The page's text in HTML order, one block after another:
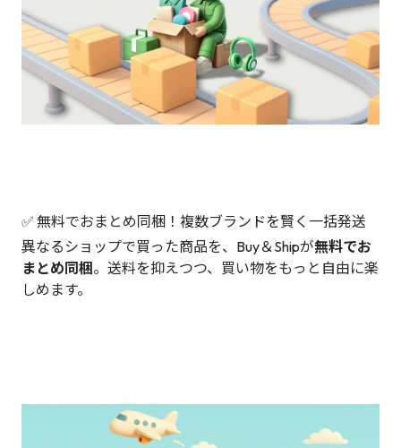
✅ 無料でおまとめ同梱！複数ブランドを賢く一括発送
異なるショップで買った商品を、Buy＆Shipが無料でお
まとめ同梱。送料を抑えつつ、買い物をもっと自由に楽
しめます。